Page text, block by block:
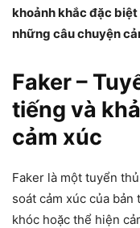
khoảnh khắc đặc
những câu chuyện
Faker –
tiếng và
cảm xúc
Faker là một tuyển
soát cảm xúc của
khóc hoặc thể hiện